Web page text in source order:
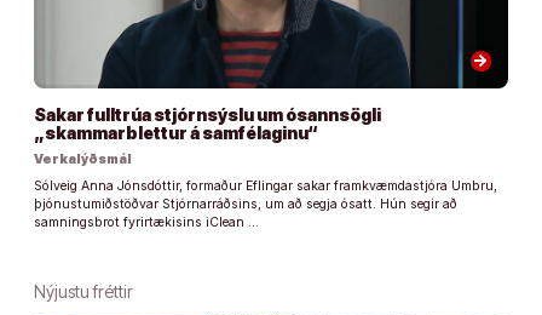
arrow_forward
Sakar fulltrúa stjórnsýslu um ósannsögli
„skammarblettur á samfélaginu“
Verkalýðsmál
Sólveig Anna Jónsdóttir, formaður Eflingar sakar framkvæmdastjóra Umbru,
þjónustumiðstöðvar Stjórnarráðsins, um að segja ósatt. Hún segir að
samningsbrot fyrirtækisins iClean …
Nýjustu fréttir